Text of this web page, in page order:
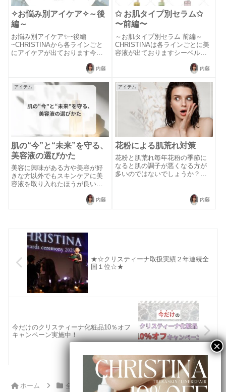
✧︎お悩み別アイケア✧︎～後
編～
お悩み別アイケア✨~後編
~CHRISTINAから各ラインごと
にアイケアが出ております今回
アイケアを紹介致します‪✧︎＊
内藤
✩ お肌タイプ別セラム✩
〜前編〜
～お肌タイプ別セラム 前編～
CHRISTINAは各ラインごとに美
容液が出ておりますシーベルで
を前編・後編に分けてご紹介い
⸝⋆*⑅_______________⑅_______
________⑅＊ハ...
内藤
アイテム
肌の“今”と“未来”を守る、
美容液の選びかた
美容に興味がある方や美容が好
きな方以外でもスキンケアに美
容液を取り入れたほうが良いの
いでしょうか？でも、いざ使お
ますよね。そこで...
内藤
アイテム
花粉による肌荒れ対策
花粉と肌荒れ毎年花粉の季節に
なると肌の調子が悪くなる方が
多いのではないでしょうか？そ
花粉の影響で肌荒れが起きるの
でしょうか？花粉が原因で起こ
内藤
★☆クリスティーナ取扱実績２年連続全
国１位☆★
今だけのクリスティーナ化粧品10％オフ
キャンペーン実施中！
ホーム 全記事 お知らせ